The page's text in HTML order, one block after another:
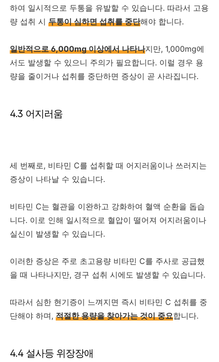
하여 일시적으로 두통을 유발할 수 있습니다. 따라서 고용
량 섭취 시 두통이 심하면 섭취를 중단해야 합니다.
일반적으로 6,000mg 이상에서 나타나지만, 1,000mg에
서도 발생할 수 있으니 주의가 필요합니다. 이럴 경우 용
량을 줄이거나 섭취를 중단하면 증상이 곧 사라집니다.
4.3 어지러움
세 번째로, 비타민 C를 섭취할 때 어지러움이나 쓰러지는
증상이 나타날 수 있습니다.
비타민 C는 혈관을 이완하고 강화하여 혈액 순환을 돕습
니다. 이로 인해 일시적으로 혈압이 떨어져 어지러움이나
실신이 발생할 수 있습니다.
이러한 증상은 주로 초고용량 비타민 C를 주사로 공급했
을 때 나타나지만, 경구 섭취 시에도 발생할 수 있습니다.
따라서 심한 현기증이 느껴지면 즉시 비타민 C 섭취를 중
단해야 하며, 적절한 용량을 찾아가는 것이 중요합니다.
4.4 설사등 위장장애